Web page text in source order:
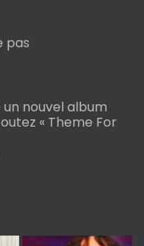
pas
nouvel album
« Theme For